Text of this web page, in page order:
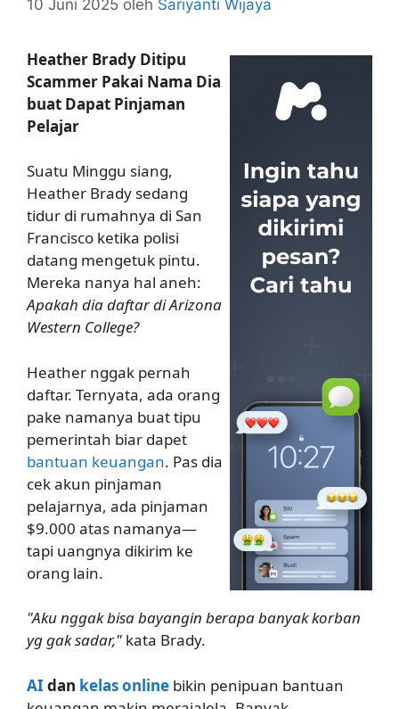
10 Juni 2025 oleh Sariyanti Wijaya
Heather Brady Ditipu
Scammer Pakai Nama Dia
buat Dapat Pinjaman
Pelajar
Suatu Minggu siang,
Heather Brady sedang
tidur di rumahnya di San
Francisco ketika polisi
datang mengetuk pintu.
Mereka nanya hal aneh:
Apakah dia daftar di Arizona
Western College?
Heather nggak pernah
daftar. Ternyata, ada orang
pake namanya buat tipu
pemerintah biar dapet
bantuan keuangan. Pas dia
cek akun pinjaman
pelajarnya, ada pinjaman
$9.000 atas namanya—
tapi uangnya dikirim ke
orang lain.
"Aku nggak bisa bayangin berapa banyak korban
yg gak sadar," kata Brady.
AI dan kelas online bikin penipuan bantuan